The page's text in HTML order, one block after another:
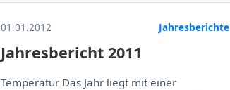
01.01.2012 Jahresberichte
Jahresbericht 2011
Temperatur Das Jahr liegt mit einer